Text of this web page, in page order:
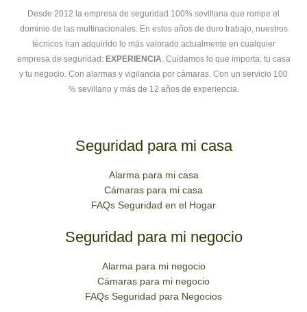
Desde 2012 la empresa de seguridad 100% sevillana que rompe el
dominio de las multinacionales. En estos años de duro trabajo, nuestros
técnicos han adquirido lo más valorado actualmente en cualquier
empresa de seguridad: EXPERIENCIA. Cuidamos lo que importa: tu casa
y tu negocio. Con alarmas y vigilancia por cámaras. Con un servicio 100
% sevillano y más de 12 años de experiencia.
Seguridad para mi casa
Alarma para mi casa
Cámaras para mi casa
FAQs Seguridad en el Hogar
Seguridad para mi negocio
Alarma para mi negocio
Cámaras para mi negocio
FAQs Seguridad para Negocios